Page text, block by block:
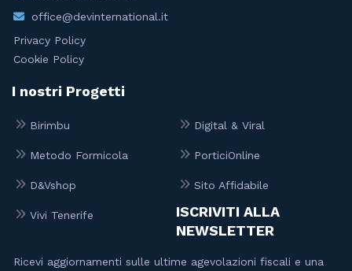
office@devinternational.it
Privacy Policy
Cookie Policy
I nostri Progetti
Birimbu Digital & Viral
Metodo Formicola PorticiOnline
D&Vshop Sito Affidabile
Vivi Tenerife
ISCRIVITI ALLA
NEWSLETTER
Ricevi aggiornamenti sulle ultime agevolazioni fiscali e una